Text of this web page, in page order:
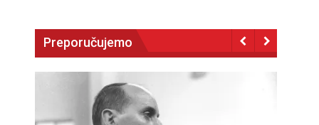
Preporučujemo